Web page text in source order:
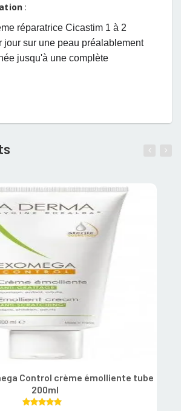
:
réparatrice Cicastim 1 à 2
jour sur une peau préalablement
jusqu'à une complète
Control crème émolliente tube
200ml